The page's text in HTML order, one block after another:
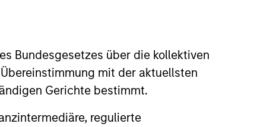
Bundesgesetzes über die kollektiven
mit der aktuellsten
Gerichte bestimmt.
regulierte